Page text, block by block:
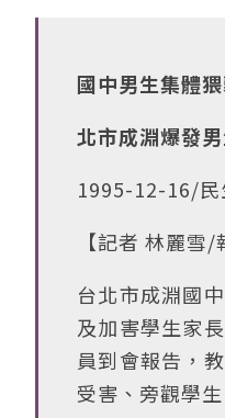
國中男生集體
北市成淵爆發
1995-12-16/
【記者 林麗雪/
台北市成淵國
及加害學生家
員到會報告，
受害、旁觀學